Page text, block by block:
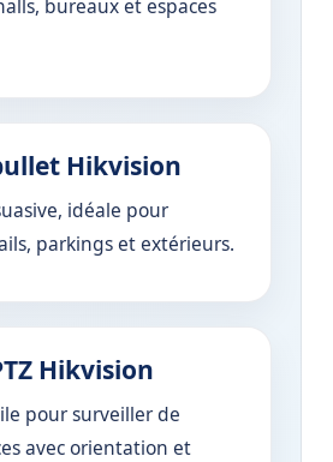
bureaux et espaces
Hikvision
idéale pour
parkings et extérieurs.
Hikvision
pour surveiller de
avec orientation et